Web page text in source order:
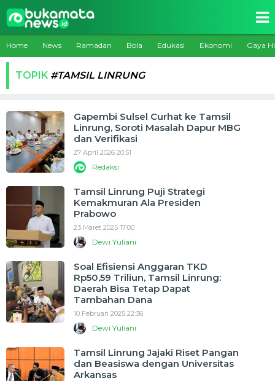
Home News Ramadan Bola Edukasi Ekonomi Gaya
TOPIK #TAMSIL LINRUNG
Gapembi Sulsel Curhat ke Tamsil
Linrung, Soroti Masalah Dapur MBG
dan Verifikasi
27 April 2026 20:51
Redaksi
Tamsil Linrung Puji Strategi
Kemakmuran Ala Presiden
Prabowo
23 Maret 2025 17:00
Dewi Yuliani
Soal Efisiensi Anggaran TKD
Rp50,59 Triliun, Tamsil Linrung:
Daerah Bisa Tetap Dapat
Tambahan Dana
10 Februari 2025 22:36
Dewi Yuliani
Tamsil Linrung Jajaki Riset Pangan
dan Beasiswa dengan Universitas
Arkansas